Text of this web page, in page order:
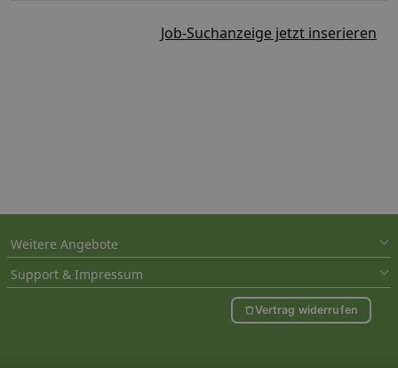
Job-Suchanzeige jetzt inserieren
Weitere Angebote
Support & Impressum
Vertrag widerrufen